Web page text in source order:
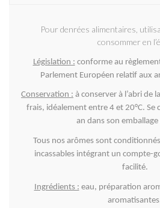
Pour denrées alimentaires,
consommer en
Législation : conforme au
Parlement Européen relatif aux
Conservation : à conserver à l’abri de
frais, idéalement entre 4 et 20°C. Se
an dans son emballage
Tous nos arômes sont
incassables intégrant un compte-
facilité.
Ingrédients : eau, préparation